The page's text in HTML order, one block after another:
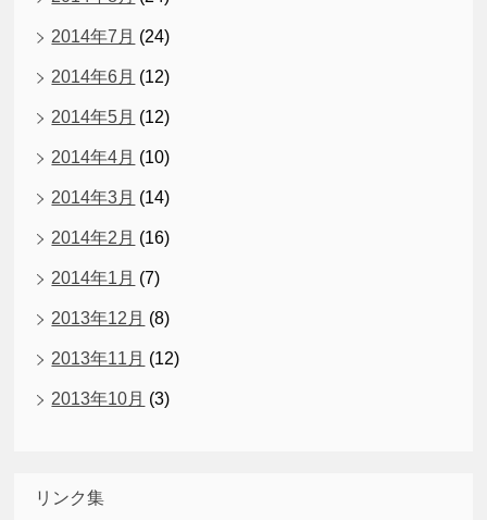
2014年7月 (24)
2014年6月 (12)
2014年5月 (12)
2014年4月 (10)
2014年3月 (14)
2014年2月 (16)
2014年1月 (7)
2013年12月 (8)
2013年11月 (12)
2013年10月 (3)
リンク集